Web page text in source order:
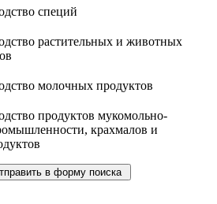
специй
растительных и животных
молочных продуктов
продуктов мукомольно-
крахмалов и